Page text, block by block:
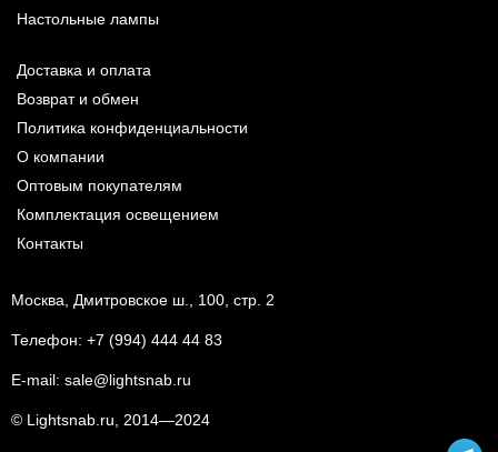
Настольные лампы
Доставка и оплата
Возврат и обмен
Политика конфиденциальности
О компании
Оптовым покупателям
Комплектация освещением
Контакты
Москва, Дмитровское ш., 100, стр. 2
Телефон: +7 (994) 444 44 83
E-mail: sale@lightsnab.ru
© Lightsnab.ru, 2014—2024